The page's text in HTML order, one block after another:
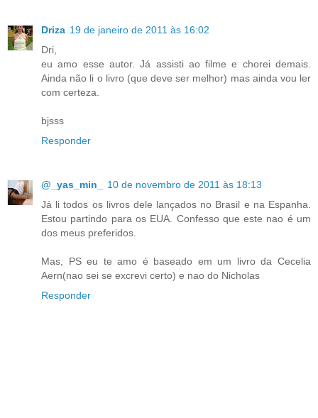
Driza 19 de janeiro de 2011 às 16:02
Dri,
eu amo esse autor. Já assisti ao filme e chorei demais.
Ainda não li o livro (que deve ser melhor) mas ainda vou ler
com certeza.
bjsss
Responder
@_yas_min_
10 de novembro de 2011 às 18:13
Já li todos os livros dele lançados no Brasil e na Espanha.
Estou partindo para os EUA. Confesso que este nao é um
dos meus preferidos.
Mas, PS eu te amo é baseado em um livro da Cecelia
Aern(nao sei se excrevi certo) e nao do Nicholas
Responder